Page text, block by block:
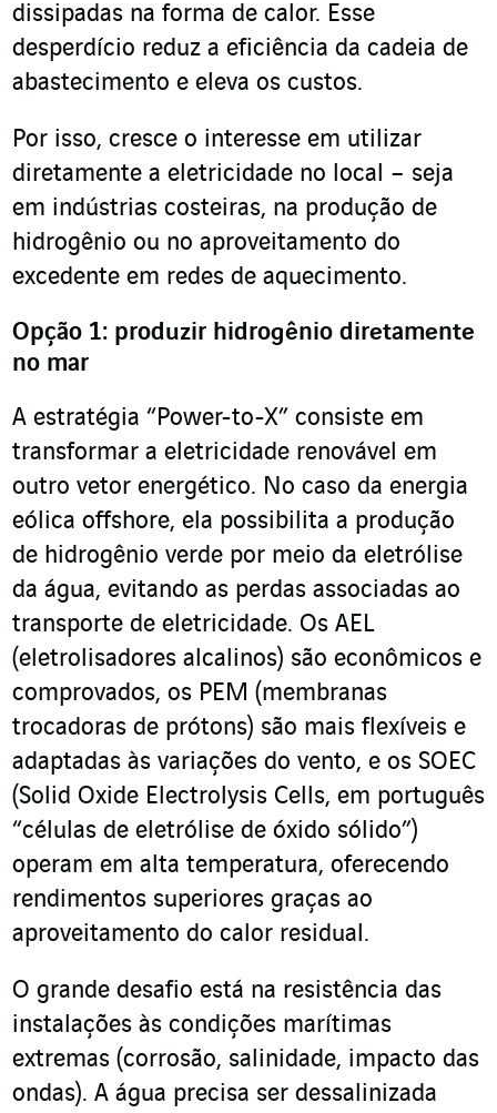
dissipadas na forma de calor. Esse
desperdício reduz a eficiência da cadeia de
abastecimento e eleva os custos.
Por isso, cresce o interesse em utilizar
diretamente a eletricidade no local – seja
em indústrias costeiras, na produção de
hidrogênio ou no aproveitamento do
excedente em redes de aquecimento.
Opção 1: produzir hidrogênio diretamente
no mar
A estratégia “Power-to-X” consiste em
transformar a eletricidade renovável em
outro vetor energético. No caso da energia
eólica offshore, ela possibilita a produção
de hidrogênio verde por meio da eletrólise
da água, evitando as perdas associadas ao
transporte de eletricidade. Os AEL
(eletrolisadores alcalinos) são econômicos e
comprovados, os PEM (membranas
trocadoras de prótons) são mais flexíveis e
adaptadas às variações do vento, e os SOEC
(Solid Oxide Electrolysis Cells, em português
“células de eletrólise de óxido sólido”)
operam em alta temperatura, oferecendo
rendimentos superiores graças ao
aproveitamento do calor residual.
O grande desafio está na resistência das
instalações às condições marítimas
extremas (corrosão, salinidade, impacto das
ondas). A água precisa ser dessalinizada